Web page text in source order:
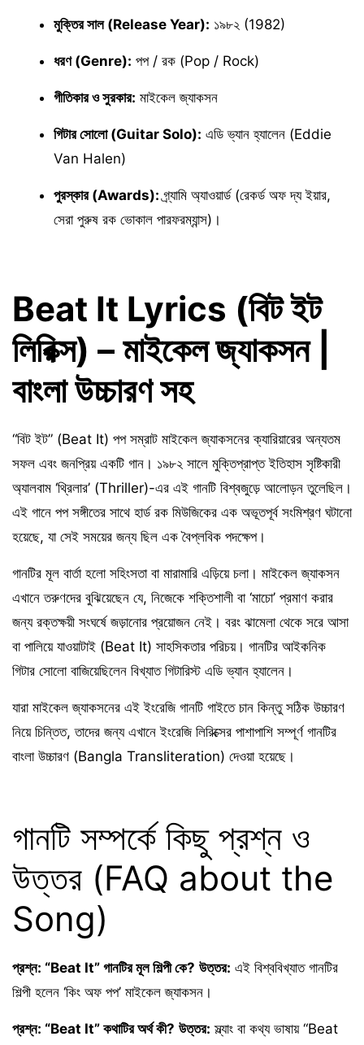
মুক্তির সাল (Release Year): ১৯৮২ (1982)
ধরণ (Genre): পপ / রক (Pop / Rock)
গীতিকার ও সুরকার: মাইকেল জ্যাকসন
গিটার সোলো (Guitar Solo): এডি ভ্যান হ্যালেন (Eddie
Van Halen)
পুরস্কার (Awards):গ্র্যামি অ্যাওয়ার্ড (রেকর্ড অফ দ্য ইয়ার,
সেরা পুরুষ রক ভোকাল পারফরম্যান্স)।
Beat It Lyrics (বিট ইট
লিরিক্স) – মাইকেল জ্যাকসন |
বাংলা উচ্চারণ সহ
“বিট ইট” (Beat It) পপ সম্রাট মাইকেল জ্যাকসনের ক্যারিয়ারের অন্যতম
সফল এবং জনপ্রিয় একটি গান। ১৯৮২ সালে মুক্তিপ্রাপ্ত ইতিহাস সৃষ্টিকারী
অ্যালবাম ‘থ্রিলার’ (Thriller)-এর এই গানটি বিশ্বজুড়ে আলোড়ন তুলেছিল।
এই গানে পপ সঙ্গীতের সাথে হার্ড রক মিউজিকের এক অভূতপূর্ব সংমিশ্রণ ঘটানো
হয়েছে, যা সেই সময়ের জন্য ছিল এক বৈপ্লবিক পদক্ষেপ।
গানটির মূল বার্তা হলো সহিংসতা বা মারামারি এড়িয়ে চলা। মাইকেল জ্যাকসন
এখানে তরুণদের বুঝিয়েছেন যে, নিজেকে শক্তিশালী বা ‘মাচো’ প্রমাণ করার
জন্য রক্তক্ষয়ী সংঘর্ষে জড়ানোর প্রয়োজন নেই। বরং ঝামেলা থেকে সরে আসা
বা পালিয়ে যাওয়াটাই (Beat It) সাহসিকতার পরিচয়। গানটির আইকনিক
গিটার সোলো বাজিয়েছিলেন বিখ্যাত গিটারিস্ট এডি ভ্যান হ্যালেন।
যারা মাইকেল জ্যাকসনের এই ইংরেজি গানটি গাইতে চান কিন্তু সঠিক উচ্চারণ
নিয়ে চিন্তিত, তাদের জন্য এখানে ইংরেজি লিরিক্সের পাশাপাশি সম্পূর্ণ গানটির
বাংলা উচ্চারণ (Bangla Transliteration) দেওয়া হয়েছে।
গানটি সম্পর্কে কিছু প্রশ্ন ও
উত্তর (FAQ about the
Song)
প্রশ্ন: “Beat It” গানটির মূল শিল্পী কে? উত্তর: এই বিশ্ববিখ্যাত গানটির
শিল্পী হলেন ‘কিং অফ পপ’ মাইকেল জ্যাকসন।
প্রশ্ন: “Beat It” কথাটির অর্থ কী? উত্তর: স্ল্যাং বা কথ্য ভাষায় “Beat